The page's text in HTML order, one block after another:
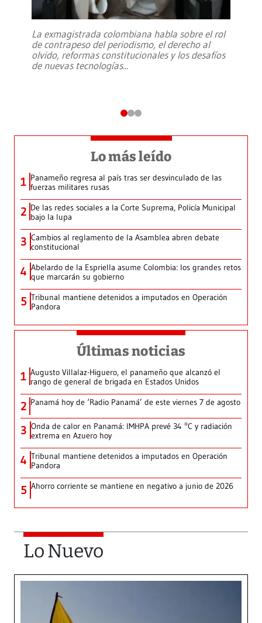
La exmagistrada colombiana habla sobre el rol
de contrapeso del periodismo, el derecho al
olvido, reformas constitucionales y los desafíos
de nuevas tecnologías...
Lo más leído
1 Panameño regresa al país tras ser desvinculado de las
fuerzas militares rusas
2 De las redes sociales a la Corte Suprema, Policía Municipal
bajo la lupa
3 Cambios al reglamento de la Asamblea abren debate
constitucional
4 Abelardo de la Espriella asume Colombia: los grandes retos
que marcarán su gobierno
5 Tribunal mantiene detenidos a imputados en Operación
Pandora
Últimas noticias
1 Augusto Villalaz-Higuero, el panameño que alcanzó el
rango de general de brigada en Estados Unidos
2 Panamá hoy de ‘Radio Panamá’ de este viernes 7 de agosto
3 Onda de calor en Panamá: IMHPA prevé 34 °C y radiación
extrema en Azuero hoy
4 Tribunal mantiene detenidos a imputados en Operación
Pandora
5 Ahorro corriente se mantiene en negativo a junio de 2026
Lo Nuevo